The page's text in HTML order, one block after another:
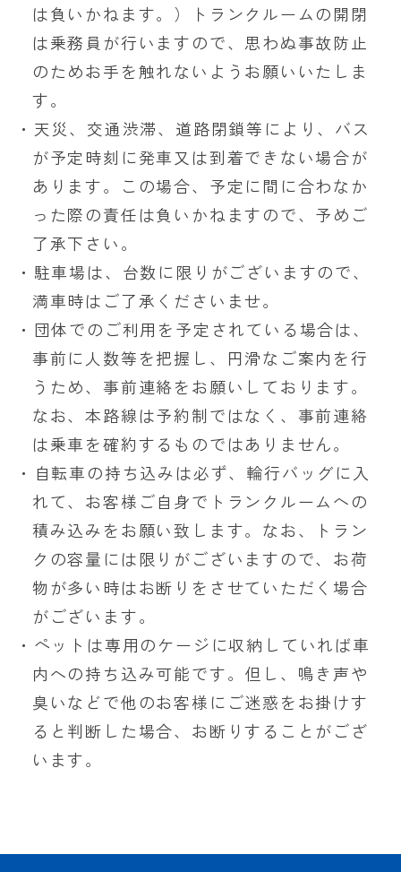
は負いかねます。）トランクルームの開閉
は乗務員が行いますので、思わぬ事故防止
のためお手を触れないようお願いいたしま
す。
・天災、交通渋滞、道路閉鎖等により、バス
が予定時刻に発車又は到着できない場合が
あります。この場合、予定に間に合わなか
った際の責任は負いかねますので、予めご
了承下さい。
・駐車場は、台数に限りがございますので、
満車時はご了承くださいませ。
・団体でのご利用を予定されている場合は、
事前に人数等を把握し、円滑なご案内を行
うため、事前連絡をお願いしております。
なお、本路線は予約制ではなく、事前連絡
は乗車を確約するものではありません。
・自転車の持ち込みは必ず、輪行バッグに入
れて、お客様ご自身でトランクルームヘの
積み込みをお願い致します。なお、トラン
クの容量には限りがございますので、お荷
物が多い時はお断りをさせていただく場合
がございます。
・ペットは専用のケージに収納していれば車
内への持ち込み可能です。但し、鳴き声や
臭いなどで他のお客様にご迷惑をお掛けす
ると判断した場合、お断りすることがござ
います。